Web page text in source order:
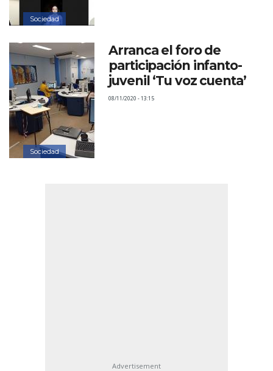
Sociedad
Sociedad
Arranca el foro de
participación infanto-
juvenil ‘Tu voz cuenta’
08/11/2020 - 13:15
Advertisement